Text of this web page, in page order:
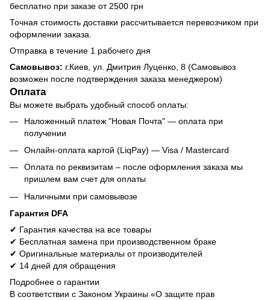
бесплатно при заказе от 2500 грн
Точная стоимость доставки рассчитывается перевозчиком при
оформлении заказа.
Отправка в течение 1 рабочего дня
Самовывоз: г.Киев, ул. Дмитрия Луценко, 8 (Самовывоз
возможен после подтверждения заказа менеджером)
Оплата
Вы можете выбрать удобный способ оплаты:
Наложенный платеж "Новая Почта" — оплата при
получении
Онлайн-оплата картой (LiqPay) — Visa / Mastercard
Оплата по реквизитам – после оформления заказа мы
пришлем вам счет для оплаты
Наличными при самовывозе
Гарантия DFA
✔ Гарантия качества на все товары
✔ Бесплатная замена при производственном браке
✔ Оригинальные материалы от производителей
✔ 14 дней для обращения
Подробнее о гарантии
В соответствии с Законом Украины «О защите прав